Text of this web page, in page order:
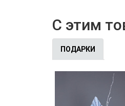
С этим
ПОДАРКИ